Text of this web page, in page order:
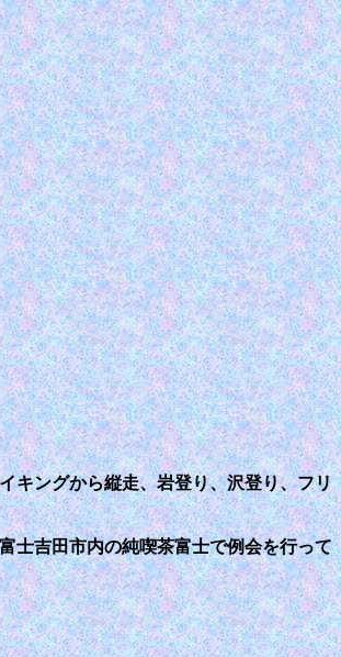
キングから縦走、岩登り、沢登り、フリ
士吉田市内の純喫茶富士で例会を行って